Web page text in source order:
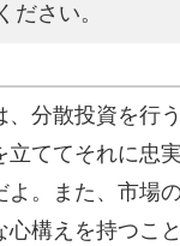
ださい。
、分散投資を行
立ててそれに忠
よ。また、市場
心構えを持つこ